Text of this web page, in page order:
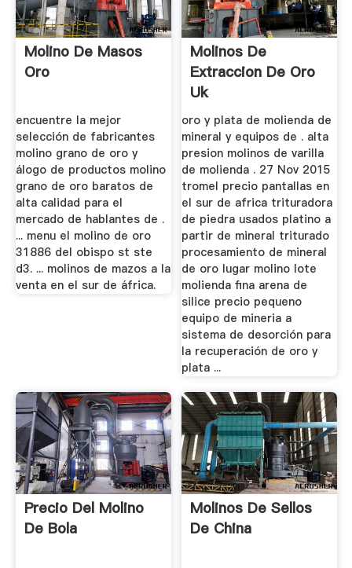
Molino De Masos
Oro
encuentre la mejor
selección de fabricantes
molino grano de oro y
álogo de productos molino
grano de oro baratos de
alta calidad para el
mercado de hablantes de .
... menu el molino de oro
31886 del obispo st ste
d3. ... molinos de mazos a la
venta en el sur de áfrica.
Molinos De
Extraccion De Oro
Uk
oro y plata de molienda de
mineral y equipos de . alta
presion molinos de varilla
de molienda . 27 Nov 2015
tromel precio pantallas en
el sur de africa trituradora
de piedra usados platino a
partir de mineral triturado
procesamiento de mineral
de oro lugar molino lote
molienda fina arena de
silice precio pequeno
equipo de mineria a
sistema de desorción para
la recuperación de oro y
plata ...
Precio Del Molino
De Bola
Molinos De Sellos
De China